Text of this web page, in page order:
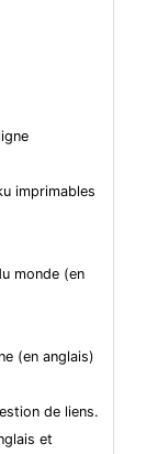
imprimables
monde (en
(en anglais)
de liens.
et